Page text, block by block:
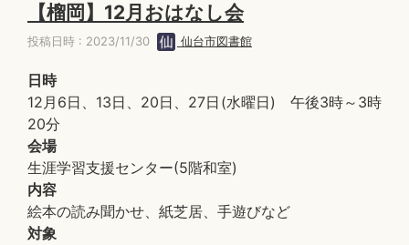
【榴岡】12月おはなし会
投稿日時 : 2023/11/30 仙台市図書館
日時
12月6日、13日、20日、27日(水曜日) 午後3時～3時
20分
会場
生涯学習支援センター(5階和室)
内容
絵本の読み聞かせ、紙芝居、手遊びなど
対象